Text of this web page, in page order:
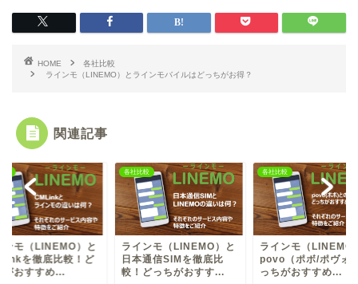
HOME
各社比較
ラインモ（LINEMO）とラインモバイルはどっちがお得？
関連記事
ンモ（LINEMO）と
を徹底比較！ど
がおすすめ...
各社比較
ラインモ（LINEMO）と
日本通信SIMを徹底比
較！どっちがおすす...
各社比較
ラインモ（LINEMO
povo（ポボ/ポヴォ
っちがおすすめ...